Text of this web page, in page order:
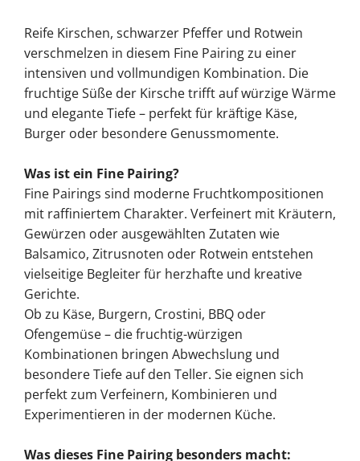
Reife Kirschen, schwarzer Pfeffer und Rotwein
verschmelzen in diesem Fine Pairing zu einer
intensiven und vollmundigen Kombination. Die
fruchtige Süße der Kirsche trifft auf würzige Wärme
und elegante Tiefe – perfekt für kräftige Käse,
Burger oder besondere Genussmomente.
Was ist ein Fine Pairing?
Fine Pairings sind moderne Fruchtkompositionen
mit raffiniertem Charakter. Verfeinert mit Kräutern,
Gewürzen oder ausgewählten Zutaten wie
Balsamico, Zitrusnoten oder Rotwein entstehen
vielseitige Begleiter für herzhafte und kreative
Gerichte.
Ob zu Käse, Burgern, Crostini, BBQ oder
Ofengemüse – die fruchtig-würzigen
Kombinationen bringen Abwechslung und
besondere Tiefe auf den Teller. Sie eignen sich
perfekt zum Verfeinern, Kombinieren und
Experimentieren in der modernen Küche.
Was dieses Fine Pairing besonders macht: